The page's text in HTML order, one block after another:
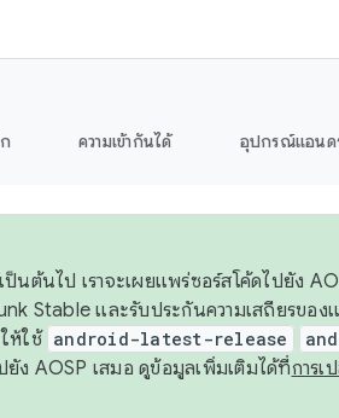
ความเข้ากันได้ อุปกรณ์แอนด
นต้นไป เราจะเผยแพร่ซอร์สโค้ดไปยัง
Stable และรับประกันความเสถียรของ
ห้ใช้ android-latest-release
ง AOSP เสมอ ดูข้อมูลเพิ่มเติมได้ที่การเ